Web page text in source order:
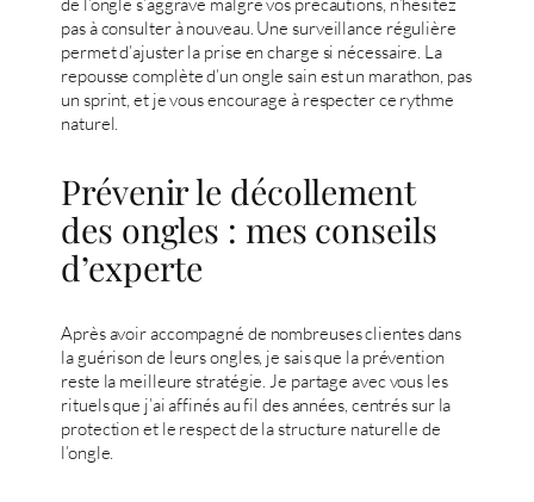
de l’ongle s’aggrave malgré vos précautions, n’hésitez
pas à consulter à nouveau. Une surveillance régulière
permet d’ajuster la prise en charge si nécessaire. La
repousse complète d’un ongle sain est un marathon, pas
un sprint, et je vous encourage à respecter ce rythme
naturel.
Prévenir le décollement
des ongles : mes conseils
d’experte
Après avoir accompagné de nombreuses clientes dans
la guérison de leurs ongles, je sais que la prévention
reste la meilleure stratégie. Je partage avec vous les
rituels que j’ai affinés au fil des années, centrés sur la
protection et le respect de la structure naturelle de
l’ongle.